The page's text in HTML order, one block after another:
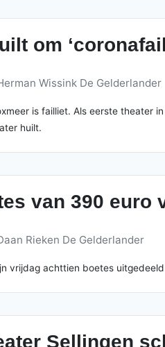
om
Wissink De Gelderlander
is failliet. Als eerste
huilt.
van 390 euro
Rieken De Gelderlander
vrijdag achttien boetes
Sellingen